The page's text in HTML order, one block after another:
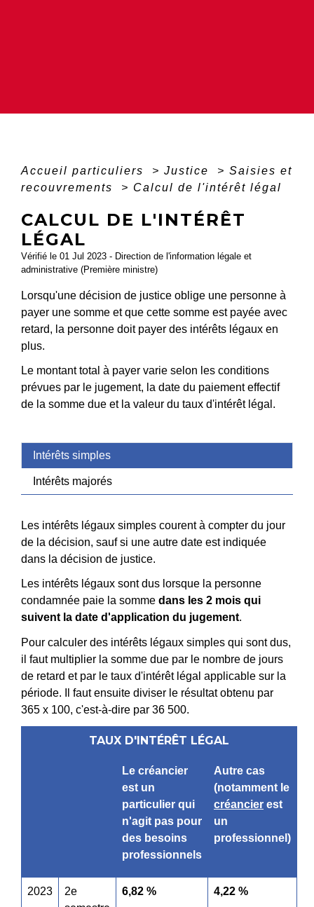
Accueil particuliers > Justice > Saisies et
recouvrements
> Calcul de l'intérêt légal
CALCUL DE L'INTÉRÊT
LÉGAL
Vérifié le 01 Jul 2023 - Direction de l'information légale et
administrative (Première ministre)
Lorsqu'une décision de justice oblige une personne à
payer une somme et que cette somme est payée avec
retard, la personne doit payer des intérêts légaux en
plus.
Le montant total à payer varie selon les conditions
prévues par le jugement, la date du paiement effectif
de la somme due et la valeur du taux d'intérêt légal.
Intérêts simples
Intérêts majorés
Les intérêts légaux simples courent à compter du jour
de la décision, sauf si une autre date est indiquée
dans la décision de justice.
Les intérêts légaux sont dus lorsque la personne
condamnée paie la somme dans les 2 mois qui
suivent la date d'application du jugement.
Pour calculer des intérêts légaux simples qui sont dus,
il faut multiplier la somme due par le nombre de jours
de retard et par le taux d'intérêt légal applicable sur la
période. Il faut ensuite diviser le résultat obtenu par
365 x 100, c'est-à-dire par 36 500.
TAUX D'INTÉRÊT LÉGAL
Le créancier
est un
particulier qui
n'agit pas pour
des besoins
professionnels
Autre cas
(notamment le
créancier est
un
professionnel)
2023 2e
6,82 % 4,22 %